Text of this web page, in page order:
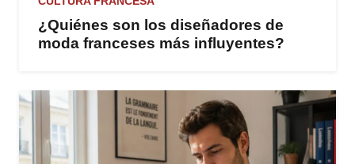
¿Quiénes son los diseñadores de
moda franceses más influyentes?